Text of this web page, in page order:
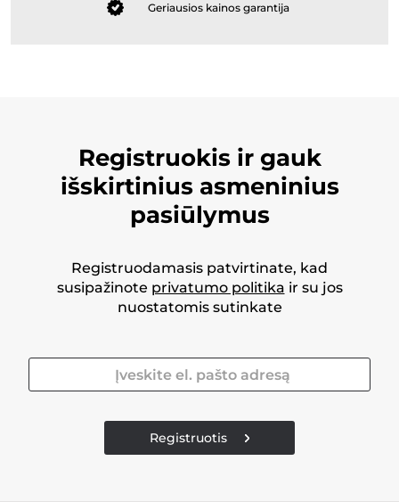
Geriausios kainos garantija
Registruokis ir gauk
išskirtinius asmeninius
pasiūlymus
Registruodamasis patvirtinate, kad
susipažinote privatumo politika ir su jos
nuostatomis sutinkate
Registruotis